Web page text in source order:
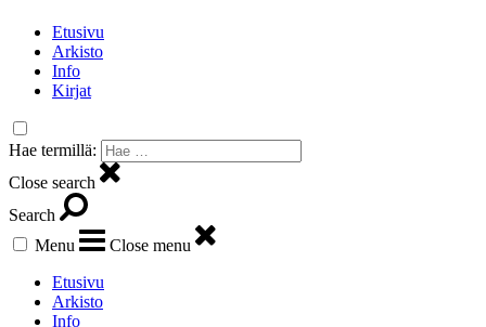
Etusivu
Arkisto
Info
Kirjat
Hae termillä:
Close search
Search
Menu
Close menu
Etusivu
Arkisto
Info